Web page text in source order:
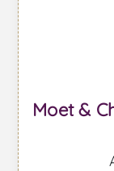
Moet &